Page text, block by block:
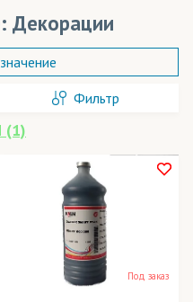
Декорации
Фильтр
Под заказ